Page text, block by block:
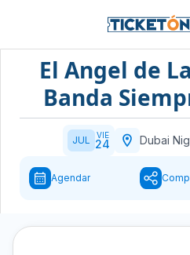
El Angel de
Banda
JUL VIE
24 Dubai
Agendar